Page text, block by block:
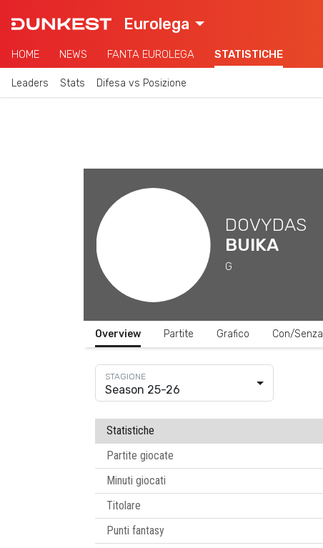
Eurolega
HOME NEWS FANTA EUROLEGA STATISTICHE
Leaders Stats Difesa vs Posizione
DOVYDAS
BUIKA
G
Overview Partite Grafico Con/Senza
Season 25-26
Statistiche
Partite giocate
Minuti giocati
Titolare
Punti fantasy